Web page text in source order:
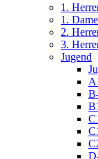
1.
1.
2.
3.
Jugend